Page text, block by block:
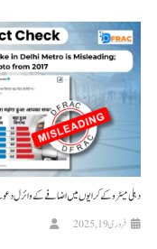
دہلی میٹرو کے کرایوں میں اضافے کے وائرل دعوے
فروری 19, 2025